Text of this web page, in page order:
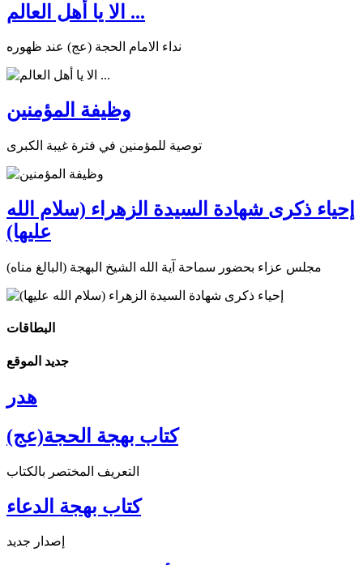
الا يا أهل العالم ...
نداء الامام الحجة (عج) عند ظهوره
وظيفة المؤمنين
توصية للمؤمنين في فترة غيبة الكبرى
إحياء ذكرى شهادة السيدة الزهراء (سلام الله
عليها)
مجلس عزاء بحضور سماحة آية الله الشيخ البهجة (البالغ مناه)
البطاقات
جديد الموقع
هدر
كتاب بهجة الحجة(عج)
التعريف المختصر بالكتاب
كتاب بهجة الدعاء
إصدار جديد